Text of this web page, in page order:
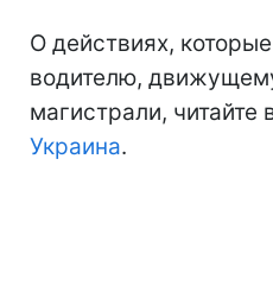
О действиях,
водителю,
магистрали, читайте
Украина.